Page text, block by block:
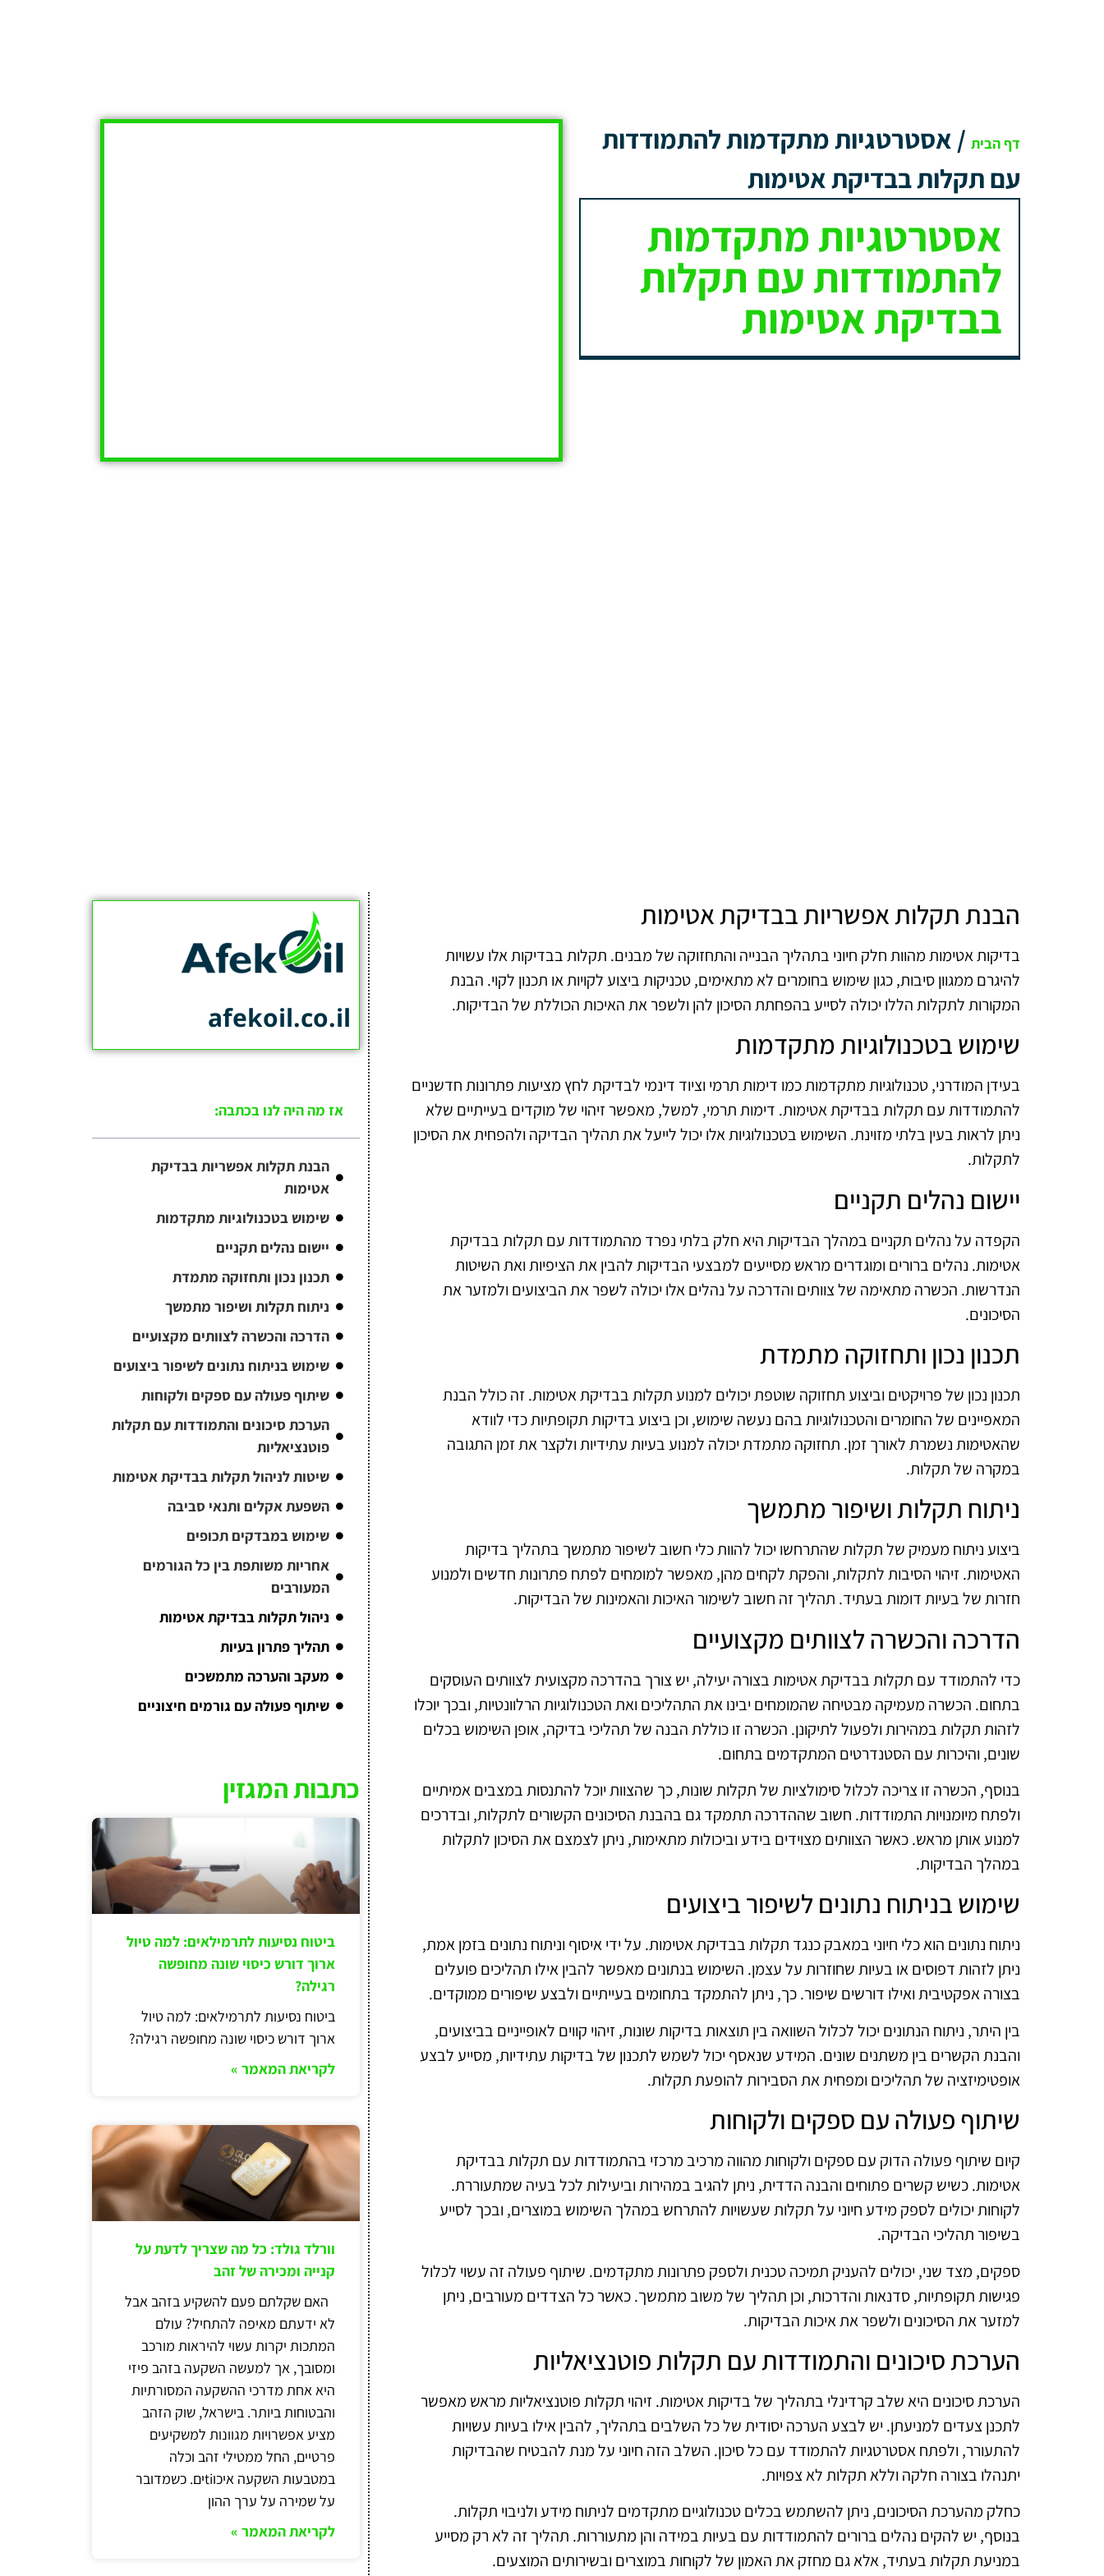
דף הבית /אסטרטגיות מתקדמות להתמודדות
עם תקלות בבדיקת אטימות
אסטרטגיות מתקדמות
להתמודדות עם תקלות
בבדיקת אטימות
הבנת תקלות אפשריות בבדיקת אטימות
בדיקות אטימות מהוות חלק חיוני בתהליך הבנייה והתחזוקה של מבנים. תקלות בבדיקות אלו עשויות
להיגרם ממגוון סיבות, כגון שימוש בחומרים לא מתאימים, טכניקות ביצוע לקויות או תכנון לקוי. הבנת
המקורות לתקלות הללו יכולה לסייע בהפחתת הסיכון להן ולשפר את האיכות הכוללת של הבדיקות.
שימוש בטכנולוגיות מתקדמות
בעידן המודרני, טכנולוגיות מתקדמות כמו דימות תרמי וציוד דינמי לבדיקת לחץ מציעות פתרונות חדשניים
להתמודדות עם תקלות בבדיקת אטימות. דימות תרמי, למשל, מאפשר זיהוי של מוקדים בעייתיים שלא
ניתן לראות בעין בלתי מזוינת. השימוש בטכנולוגיות אלו יכול לייעל את תהליך הבדיקה ולהפחית את הסיכון
לתקלות.
יישום נהלים תקניים
הקפדה על נהלים תקניים במהלך הבדיקות היא חלק בלתי נפרד מהתמודדות עם תקלות בבדיקת
אטימות. נהלים ברורים ומוגדרים מראש מסייעים למבצעי הבדיקות להבין את הציפיות ואת השיטות
הנדרשות. הכשרה מתאימה של צוותים והדרכה על נהלים אלו יכולה לשפר את הביצועים ולמזער את
הסיכונים.
תכנון נכון ותחזוקה מתמדת
תכנון נכון של פרויקטים וביצוע תחזוקה שוטפת יכולים למנוע תקלות בבדיקת אטימות. זה כולל הבנת
המאפיינים של החומרים והטכנולוגיות בהם נעשה שימוש, וכן ביצוע בדיקות תקופתיות כדי לוודא
שהאטימות נשמרת לאורך זמן. תחזוקה מתמדת יכולה למנוע בעיות עתידיות ולקצר את זמן התגובה
במקרה של תקלות.
ניתוח תקלות ושיפור מתמשך
ביצוע ניתוח מעמיק של תקלות שהתרחשו יכול להוות כלי חשוב לשיפור מתמשך בתהליך בדיקות
האטימות. זיהוי הסיבות לתקלות, והפקת לקחים מהן, מאפשר למומחים לפתח פתרונות חדשים ולמנוע
חזרות של בעיות דומות בעתיד. תהליך זה חשוב לשימור האיכות והאמינות של הבדיקות.
הדרכה והכשרה לצוותים מקצועיים
כדי להתמודד עם תקלות בבדיקת אטימות בצורה יעילה, יש צורך בהדרכה מקצועית לצוותים העוסקים
בתחום. הכשרה מעמיקה מבטיחה שהמומחים יבינו את התהליכים ואת הטכנולוגיות הרלוונטיות, ובכך יוכלו
לזהות תקלות במהירות ולפעול לתיקונן. הכשרה זו כוללת הבנה של תהליכי בדיקה, אופן השימוש בכלים
שונים, והיכרות עם הסטנדרטים המתקדמים בתחום.
בנוסף, הכשרה זו צריכה לכלול סימולציות של תקלות שונות, כך שהצוות יוכל להתנסות במצבים אמיתיים
ולפתח מיומנויות התמודדות. חשוב שההדרכה תתמקד גם בהבנת הסיכונים הקשורים לתקלות, ובדרכים
למנוע אותן מראש. כאשר הצוותים מצוידים בידע וביכולות מתאימות, ניתן לצמצם את הסיכון לתקלות
במהלך הבדיקות.
שימוש בניתוח נתונים לשיפור ביצועים
ניתוח נתונים הוא כלי חיוני במאבק כנגד תקלות בבדיקת אטימות. על ידי איסוף וניתוח נתונים בזמן אמת,
ניתן לזהות דפוסים או בעיות שחוזרות על עצמן. השימוש בנתונים מאפשר להבין אילו תהליכים פועלים
בצורה אפקטיבית ואילו דורשים שיפור. כך, ניתן להתמקד בתחומים בעייתיים ולבצע שיפורים ממוקדים.
בין היתר, ניתוח הנתונים יכול לכלול השוואה בין תוצאות בדיקות שונות, זיהוי קווים לאופייניים בביצועים,
והבנת הקשרים בין משתנים שונים. המידע שנאסף יכול לשמש לתכנון של בדיקות עתידיות, מסייע לבצע
אופטימיזציה של תהליכים ומפחית את הסבירות להופעת תקלות.
שיתוף פעולה עם ספקים ולקוחות
קיום שיתוף פעולה הדוק עם ספקים ולקוחות מהווה מרכיב מרכזי בהתמודדות עם תקלות בבדיקת
אטימות. כשיש קשרים פתוחים והבנה הדדית, ניתן להגיב במהירות וביעילות לכל בעיה שמתעוררת.
לקוחות יכולים לספק מידע חיוני על תקלות שעשויות להתרחש במהלך השימוש במוצרים, ובכך לסייע
בשיפור תהליכי הבדיקה.
ספקים, מצד שני, יכולים להעניק תמיכה טכנית ולספק פתרונות מתקדמים. שיתוף פעולה זה עשוי לכלול
פגישות תקופתיות, סדנאות והדרכות, וכן תהליך של משוב מתמשך. כאשר כל הצדדים מעורבים, ניתן
למזער את הסיכונים ולשפר את איכות הבדיקות.
הערכת סיכונים והתמודדות עם תקלות פוטנציאליות
הערכת סיכונים היא שלב קרדינלי בתהליך של בדיקות אטימות. זיהוי תקלות פוטנציאליות מראש מאפשר
לתכנן צעדים למניעתן. יש לבצע הערכה יסודית של כל השלבים בתהליך, להבין אילו בעיות עשויות
להתעורר, ולפתח אסטרטגיות להתמודד עם כל סיכון. השלב הזה חיוני על מנת להבטיח שהבדיקות
יתנהלו בצורה חלקה וללא תקלות לא צפויות.
כחלק מהערכת הסיכונים, ניתן להשתמש בכלים טכנולוגיים מתקדמים לניתוח מידע ולניבוי תקלות.
בנוסף, יש להקים נהלים ברורים להתמודדות עם בעיות במידה והן מתעוררות. תהליך זה לא רק מסייע
במניעת תקלות בעתיד, אלא גם מחזק את האמון של לקוחות במוצרים ובשירותים המוצעים.
afekoil.co.il
אז מה היה לנו בכתבה:
הבנת תקלות אפשריות בבדיקת
אטימות
שימוש בטכנולוגיות מתקדמות
יישום נהלים תקניים
תכנון נכון ותחזוקה מתמדת
ניתוח תקלות ושיפור מתמשך
הדרכה והכשרה לצוותים מקצועיים
שימוש בניתוח נתונים לשיפור ביצועים
שיתוף פעולה עם ספקים ולקוחות
הערכת סיכונים והתמודדות עם תקלות
פוטנציאליות
שיטות לניהול תקלות בבדיקת אטימות
השפעת אקלים ותנאי סביבה
שימוש במבדקים תכופים
אחריות משותפת בין כל הגורמים
המעורבים
ניהול תקלות בבדיקת אטימות
תהליך פתרון בעיות
מעקב והערכה מתמשכים
שיתוף פעולה עם גורמים חיצוניים
כתבות המגזין
ביטוח נסיעות לתרמילאים: למה טיול
ארוך דורש כיסוי שונה מחופשה
רגילה?
ביטוח נסיעות לתרמילאים: למה טיול
ארוך דורש כיסוי שונה מחופשה רגילה?
לקריאת המאמר »
וורלד גולד: כל מה שצריך לדעת על
קנייה ומכירה של זהב
האם שקלתם פעם להשקיע בזהב אבל
לא ידעתם מאיפה להתחיל? עולם
המתכות יקרות עשוי להיראות מורכב
ומסובך, אך למעשה השקעה בזהב פיזי
היא אחת מדרכי ההשקעה המסורתיות
והבטוחות ביותר. בישראל, שוק הזהב
מציע אפשרויות מגוונות למשקיעים
פרטיים, החל ממטילי זהב וכלה
במטבעות השקעה איכוtiים. כשמדובר
על שמירה על ערך ההון
לקריאת המאמר »